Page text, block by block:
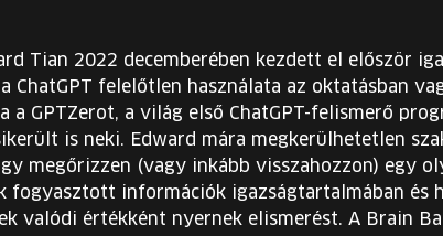
Tian 2022 decemberében kezdett el először
ChatGPT felelőtlen használata az oktatásban
GPTZerot, a világ első ChatGPT-felismerő
is neki. Edward mára megkerülhetetlen
megőrizzen (vagy inkább visszahozzon) egy
fogyasztott információk igazságtartalmában és
valódi értékként nyernek elismerést. A Brain